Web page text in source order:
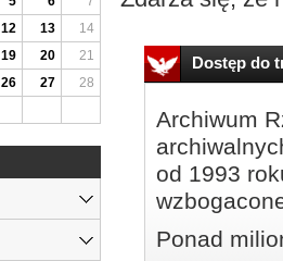
Dostęp do
Archiwum
od 1993
Ponad
12 13
14
19 20
21
26 27
28